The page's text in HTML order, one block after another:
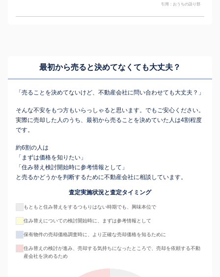
引用：おうちの語り部
最初から売ると決めてなくても大丈夫？
「売ることを決めてないけど、不動産会社に問い合わせても大丈夫？」
そんな不安をもつ方もいらっしゃると思います。でもご安心ください。
実際に売却した人のうち、最初から売ることを決めていた人は4割程度
です。
約6割の人は
「まずは価格を知りたい」
「住み替え検討開始時に参考情報として」
と売るかどうかを判断するために不動産会社に相談しています。
査定実施状況と査定タイミング
もともと住み替えをするつもりはない時期でも、興味本位で
住み替えについての検討開始時に、まずは参考情報として
保有物件の売却価格調査時に、より正確な売却価格を知るために
住み替えの検討が進み、売却する気持ちになったところで、売却を依頼する不動
産会社を決めるため